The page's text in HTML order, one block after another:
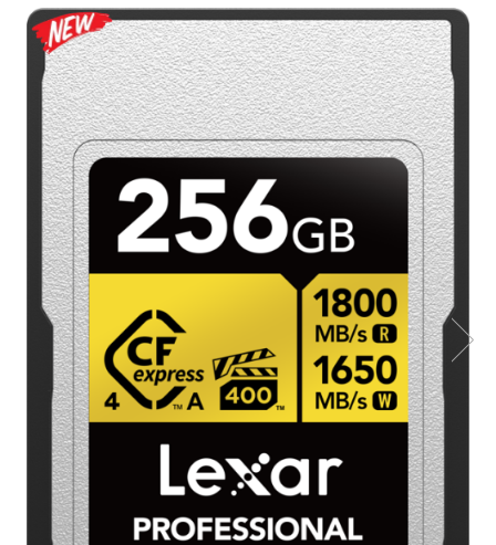
Aparate foto pe film
Cursuri foto
Obiective foto si accesorii
Obiective Mirorless
Obiective DSLR
Huse si tocuri protectie obiective
Obiective Cinematice
Parasolare
Teleconvertoare
Adaptoare montura / baioneta
Capace obiectiv si camera
Inele Macro
Filtre foto
Filtre Filet
Filtre tip Cokin
Filtre White Balance